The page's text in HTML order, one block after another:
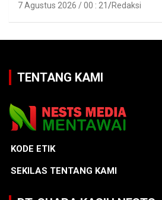
7 Agustus 2026 / 00 : 21 Redaksi
TENTANG KAMI
KODE ETIK
SEKILAS TENTANG KAMI